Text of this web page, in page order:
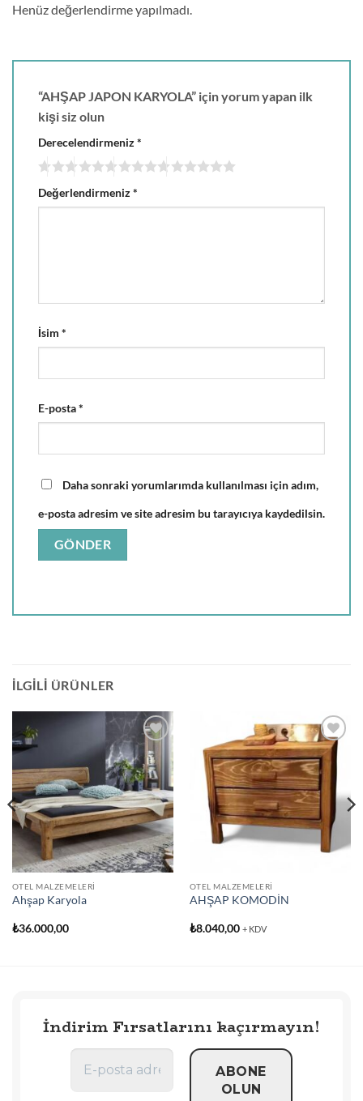
Henüz değerlendirme yapılmadı.
“AHŞAP JAPON KARYOLA” için yorum yapan ilk
kişi siz olun
Derecelendirmeniz*
Değerlendirmeniz*
İsim *
E-posta*
Daha sonraki yorumlarımda kullanılması için adım,
e-posta adresim ve site adresim bu tarayıcıya kaydedilsin.
İLGILI ÜRÜNLER
Add to
wishlist
OTEL MALZEMELERI
Ahşap Karyola
₺36.000,00
Add to
wishlist
OTEL MALZEMELERI
AHŞAP KOMODİN
₺8.040,00 + KDV
İndirim Fırsatlarını kaçırmayın!